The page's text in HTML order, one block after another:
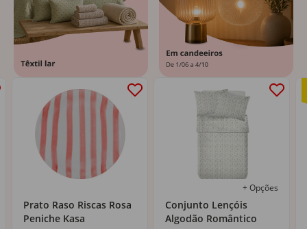
Prato Raso Riscas Rosa
Peniche Kasa
+ Opções
Conjunto Lençóis
Algodão Romântico